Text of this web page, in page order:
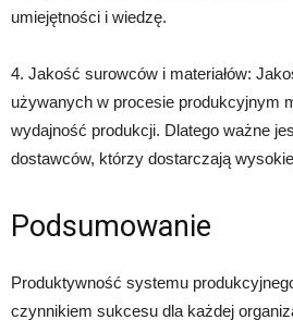
umiejętności i wiedzę.
4. Jakość surowców i materiałów:
używanych w procesie produkcyjnym
wydajność produkcji. Dlatego ważne
dostawców, którzy dostarczają
Podsumowanie
Produktywność systemu
czynnikiem sukcesu dla każdej